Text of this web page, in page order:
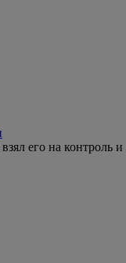
его на контроль